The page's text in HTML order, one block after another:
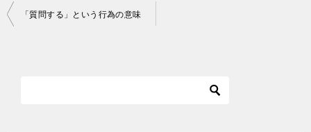
投
「質問する」という行為の意味